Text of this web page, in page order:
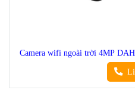
Camera wifi ngoài trời 4MP